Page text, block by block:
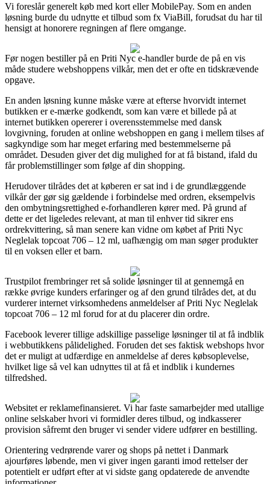
Vi foreslår generelt køb med kort eller MobilePay. Som en anden
løsning burde du udnytte et tilbud som fx ViaBill, forudsat du har til
hensigt at honorere regningen af flere omgange.
Før nogen bestiller på en Priti Nyc e-handler burde de på en vis
måde studere webshoppens vilkår, men det er ofte en tidskrævende
opgave.
En anden løsning kunne måske være at efterse hvorvidt internet
butikken er e-mærke godkendt, som kan være et billede på at
internet butikken opererer i overensstemmelse med dansk
lovgivning, foruden at online webshoppen en gang i mellem tilses af
sagkyndige som har meget erfaring med bestemmelserne på
området. Desuden giver det dig mulighed for at få bistand, ifald du
får problemstillinger som følge af din shopping.
Herudover tilrådes det at køberen er sat ind i de grundlæggende
vilkår der gør sig gældende i forbindelse med ordren, eksempelvis
den ombytningsrettighed e-forhandleren kører med. På grund af
dette er det ligeledes relevant, at man til enhver tid sikrer ens
ordrekvittering, så man senere kan vidne om købet af Priti Nyc
Neglelak topcoat 706 – 12 ml, uafhængig om man søger produkter
til en voksen eller et barn.
Trustpilot frembringer ret så solide løsninger til at gennemgå en
række øvrige kunders erfaringer og af den grund tilrådes det, at du
vurderer internet virksomhedens anmeldelser af Priti Nyc Neglelak
topcoat 706 – 12 ml forud for at du placerer din ordre.
Facebook leverer tillige adskillige passelige løsninger til at få indblik
i webbutikkens pålidelighed. Foruden det ses faktisk webshops hvor
det er muligt at udfærdige en anmeldelse af deres købsoplevelse,
hvilket lige så vel kan udnyttes til at få et indblik i kundernes
tilfredshed.
Websitet er reklamefinansieret. Vi har faste samarbejder med utallige
online selskaber hvori vi formidler deres tilbud, og indkasserer
provision såfremt den bruger vi sender videre udfører en bestilling.
Orientering vedrørende varer og shops på nettet i Danmark
ajourføres løbende, men vi giver ingen garanti imod rettelser der
potentielt er udført efter at vi sidste gang opdaterede de anvendte